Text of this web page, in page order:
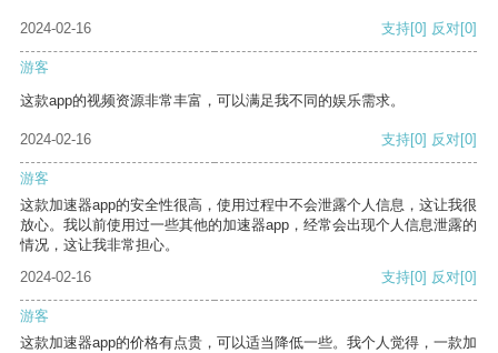
2024-02-16 支持[0] 反对[0]
游客
这款app的视频资源非常丰富，可以满足我不同的娱乐需求。
2024-02-16 支持[0] 反对[0]
游客
这款加速器app的安全性很高，使用过程中不会泄露个人信息，这让我很
放心。我以前使用过一些其他的加速器app，经常会出现个人信息泄露的
情况，这让我非常担心。
2024-02-16
支持[0] 反对[0]
游客
这款加速器app的价格有点贵，可以适当降低一些。我个人觉得，一款加